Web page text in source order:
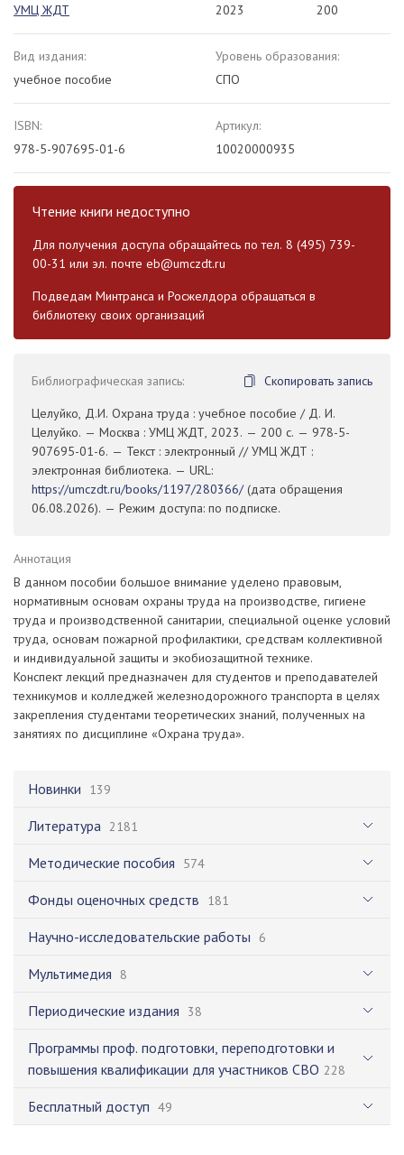
Новинки 139
Литература 2181
Методические пособия 574
Фонды оценочных средств 181
Научно-исследовательские работы 6
Мультимедия 8
Периодические издания 38
Программы проф. подготовки, переподготовки и
повышения квалификации для участников СВО 228
Бесплатный доступ 49
УМЦ ЖДТ
2023
200
Вид издания:
учебное пособие
Уровень образования:
СПО
ISBN:
978-5-907695-01-6
Артикул:
10020000935
Чтение книги недоступно
Для получения доступа обращайтесь по тел. 8 (495) 739-
00-31 или эл. почте eb@umczdt.ru
Подведам Минтранса и Росжелдора обращаться в
библиотеку своих организаций
Библиографическая запись:
Скопировать запись
Целуйко, Д.И. Охрана труда : учебное пособие / Д. И.
Целуйко. — Москва : УМЦ ЖДТ, 2023. — 200 с. — 978-5-
907695-01-6. — Текст : электронный // УМЦ ЖДТ :
электронная библиотека. — URL:
https://umczdt.ru/books/1197/280366/(дата обращения
06.08.2026). — Режим доступа: по подписке.
Аннотация
В данном пособии большое внимание уделено правовым,
нормативным основам охраны труда на производстве, гигиене
труда и производственной санитарии, специальной оценке условий
труда, основам пожарной профилактики, средствам коллективной
и индивидуальной защиты и экобиозащитной технике.
Конспект лекций предназначен для студентов и преподавателей
техникумов и колледжей железнодорожного транспорта в целях
закрепления студентами теоретических знаний, полученных на
занятиях по дисциплине «Охрана труда».